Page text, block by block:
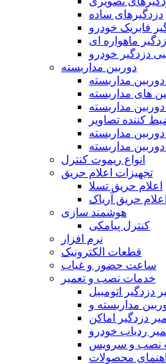
دزدگیرهای ساده
فابریک خودرو
ماهواره ای
دزدگیر خودرو
دوربین مداربسته
مداربسته
های مداربسته
مداربسته
دوربین مداربسته
مداربسته
انواع ریموت کنترل
تجهیزات اعلام حریق
اعلام حریق تسلا
اعلام حریق آریاک
هوشمند سازی
کنترل پیامکی
نرم افزار
قطعات الکترونیک
ساعت حضور و غیاب
خدمات نصب و تعمیر
دزدگیر اتومبیل
دزدگیر اماکن
نصب و سرویس
محصولات